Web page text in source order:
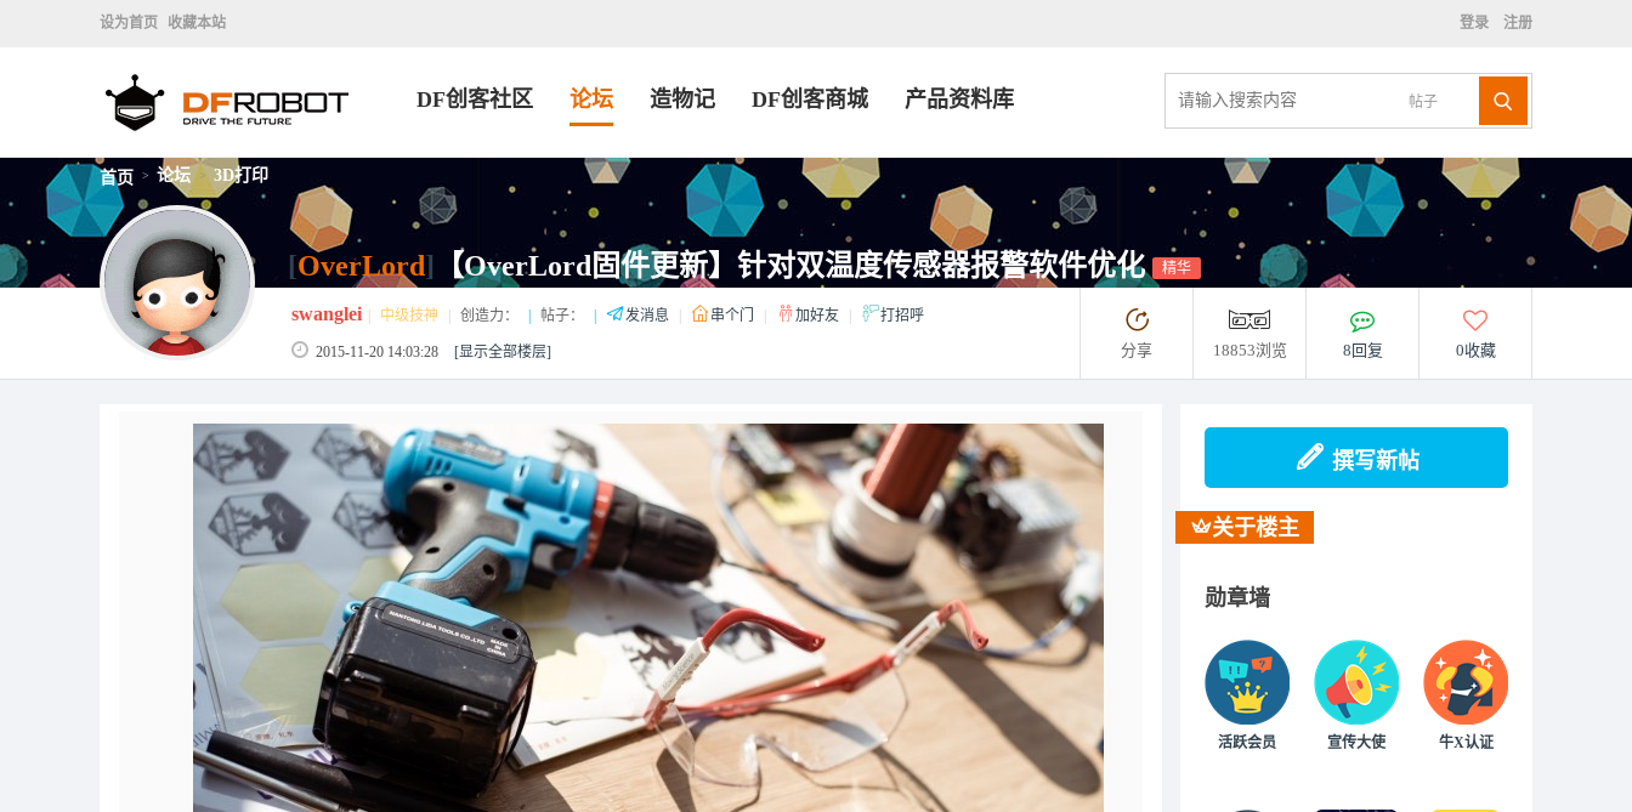
设为首页 收藏本站 登录 注册
帖子
DF创客社区 论坛 造物记 DF创客商城 产品资料库
首页 > 论坛 > 3D打印
[OverLord] 【OverLord固件更新】针对双温度传感器报警软件优化 精华
swanglei 中级技神 创造力： 帖子： 发消息 串个门 加好友 打招呼
2015-11-20 14:03:28 [显示全部楼层] 分享 18853浏览 8回复 0收藏
撰写新帖
关于楼主
勋章墙
活跃会员 宣传大使 牛X认证